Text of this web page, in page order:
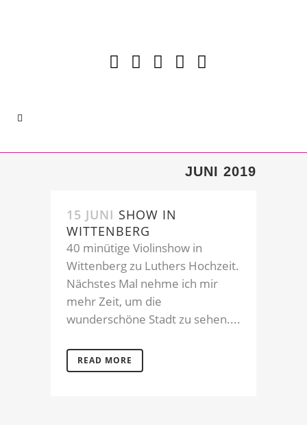
JUNI 2019
15 JUNI SHOW IN
WITTENBERG
40 minütige Violinshow in
Wittenberg zu Luthers Hochzeit.
Nächstes Mal nehme ich mir
mehr Zeit, um die
wunderschöne Stadt zu sehen....
READ MORE